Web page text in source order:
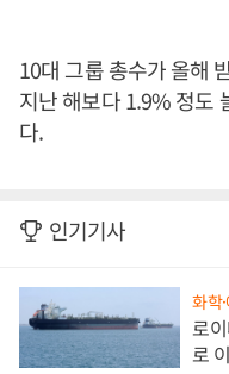
10대 그룹 총수가 올해
지난 해보다 1.9% 정도
다.
인기기사
화학
로
로